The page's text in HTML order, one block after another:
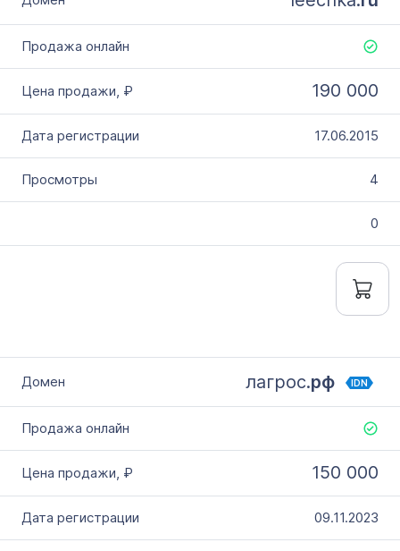
190 000
17.06.2015
4
0
лагрос.рф IDN
150 000
09.11.2023